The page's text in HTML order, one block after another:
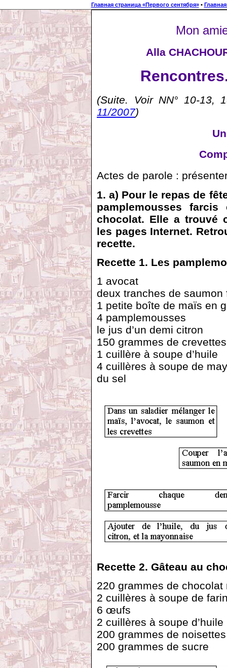
Главная страница «Первого сентября»•
Mon
Alla
(Suite. Voir NN° 10-13,
11/2007)
Actes de parole :
1. a) Pour le repas de
pamplemousses
chocolat. Elle a trouvé
les pages Internet.
recette.
Recette 1. Les
1 avocat
deux tranches de saumon
1 petite boîte de maïs en
4 pamplemousses
le jus d’un demi citron
150 grammes de crevettes
1 cuillère à soupe d’huile
4 cuillères à soupe de
du sel
Recette 2. Gâteau au
220 grammes de chocolat
2 cuillères à soupe de
6 œufs
2 cuillères à soupe d’huile
200 grammes de
200 grammes de sucre